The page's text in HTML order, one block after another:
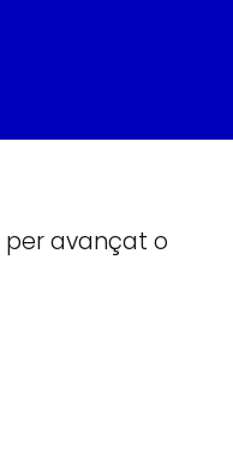
per avançat o